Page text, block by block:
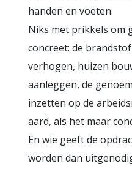
handen en voeten.
Niks met prikkels om
concreet: de
verhogen, huizen
aanleggen, de
inzetten op de
aard, als het maar
En wie geeft de
worden dan